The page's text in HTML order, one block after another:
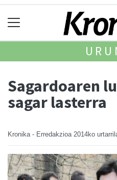
Sagardoaren
sagar lasterra
Kronika - Erredakzioa 2014ko